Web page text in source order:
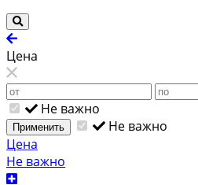
Цена
Не важно
Применить
Не важно
Цена
Не важно